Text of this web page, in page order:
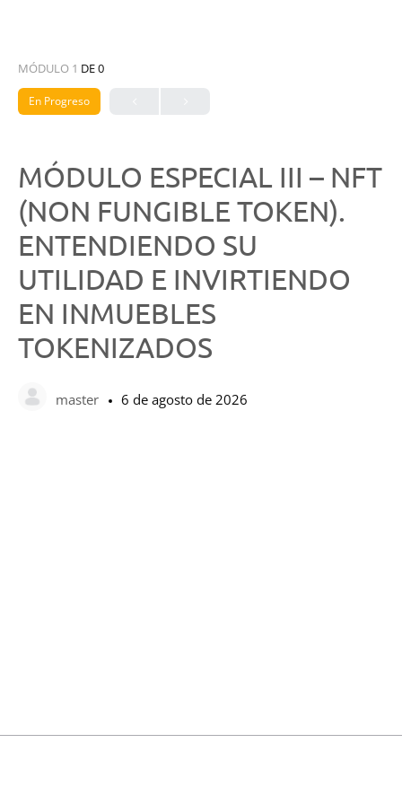
MÓDULO 1 DE 0
En Progreso
MÓDULO ESPECIAL III – NFT
(NON FUNGIBLE TOKEN).
ENTENDIENDO SU
UTILIDAD E INVIRTIENDO
EN INMUEBLES
TOKENIZADOS
master 6 de agosto de 2026